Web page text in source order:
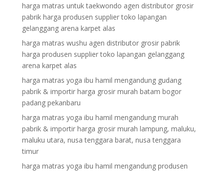
harga matras untuk taekwondo agen distributor grosir
pabrik harga produsen supplier toko lapangan
gelanggang arena karpet alas
harga matras wushu agen distributor grosir pabrik
harga produsen supplier toko lapangan gelanggang
arena karpet alas
harga matras yoga ibu hamil mengandung gudang
pabrik & importir harga grosir murah batam bogor
padang pekanbaru
harga matras yoga ibu hamil mengandung murah
pabrik & importir harga grosir murah lampung, maluku,
maluku utara, nusa tenggara barat, nusa tenggara
timur
harga matras yoga ibu hamil mengandung produsen